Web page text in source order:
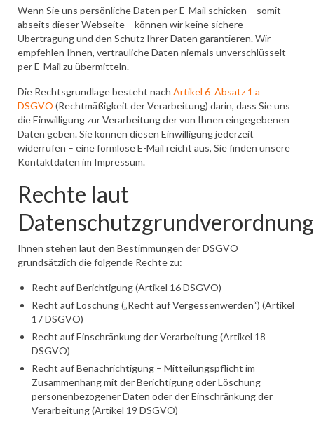
Wenn Sie uns persönliche Daten per E-Mail schicken – somit
abseits dieser Webseite – können wir keine sichere
Übertragung und den Schutz Ihrer Daten garantieren. Wir
empfehlen Ihnen, vertrauliche Daten niemals unverschlüsselt
per E-Mail zu übermitteln.
Die Rechtsgrundlage besteht nach Artikel 6 Absatz 1 a
DSGVO (Rechtmäßigkeit der Verarbeitung) darin, dass Sie uns
die Einwilligung zur Verarbeitung der von Ihnen eingegebenen
Daten geben. Sie können diesen Einwilligung jederzeit
widerrufen – eine formlose E-Mail reicht aus, Sie finden unsere
Kontaktdaten im Impressum.
Rechte laut
Datenschutzgrundverordnung
Ihnen stehen laut den Bestimmungen der DSGVO
grundsätzlich die folgende Rechte zu:
Recht auf Berichtigung (Artikel 16 DSGVO)
Recht auf Löschung („Recht auf Vergessenwerden“) (Artikel
17 DSGVO)
Recht auf Einschränkung der Verarbeitung (Artikel 18
DSGVO)
Recht auf Benachrichtigung – Mitteilungspflicht im
Zusammenhang mit der Berichtigung oder Löschung
personenbezogener Daten oder der Einschränkung der
Verarbeitung (Artikel 19 DSGVO)